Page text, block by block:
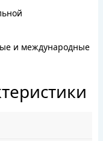
и международные